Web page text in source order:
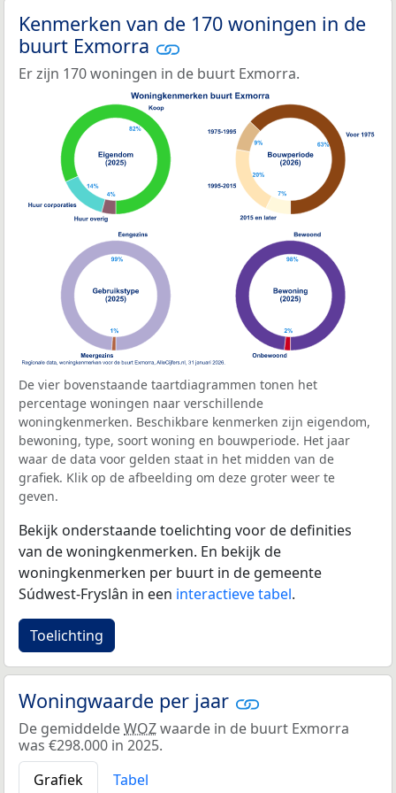
Kenmerken van de 170 woningen in de
buurt Exmorra
Er zijn 170 woningen in de buurt Exmorra.
De vier bovenstaande taartdiagrammen tonen het
percentage woningen naar verschillende
woningkenmerken. Beschikbare kenmerken zijn eigendom,
bewoning, type, soort woning en bouwperiode. Het jaar
waar de data voor gelden staat in het midden van de
grafiek. Klik op de afbeelding om deze groter weer te
geven.
Bekijk onderstaande toelichting voor de definities
van de woningkenmerken. En bekijk de
woningkenmerken per buurt in de gemeente
Súdwest-Fryslân in een interactieve tabel.
Toelichting
Woningwaarde per jaar
De gemiddeldeWOZwaarde in de buurt Exmorra
was €298.000 in 2025.
Grafiek
Tabel